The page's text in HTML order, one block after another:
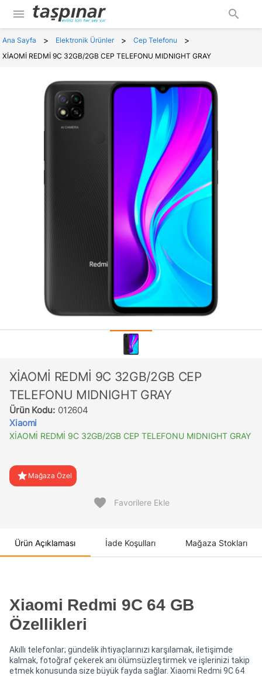
menu search
Ana Sayfa > Elektronik Ürünler > Cep Telefonu >
XİAOMİ REDMİ 9C 32GB/2GB CEP TELEFONU MIDNIGHT GRAY
XİAOMİ REDMİ 9C 32GB/2GB CEP
TELEFONU MIDNIGHT GRAY
Ürün Kodu: 012604
Xiaomi
XİAOMİ REDMİ 9C 32GB/2GB CEP TELEFONU MIDNIGHT GRAY
star Mağaza Özel
favorite Favorilere Ekle
Ürün Açıklaması İade Koşulları Mağaza Stokları
Xiaomi Redmi 9C 64 GB
Özellikleri
Akıllı telefonlar; gündelik ihtiyaçlarınızı karşılamak, iletişimde
kalmak, fotoğraf çekerek anı ölümsüzleştirmek ve işlerinizi takip
etmek konusunda size büyük fayda sağlar. Xiaomi Redmi 9C 64